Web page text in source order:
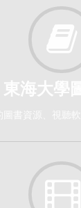
教史專題研究[5142]
史系3,4,碩1,2
生命設計（二）[2961]
東海大學
圖書資源、視聽